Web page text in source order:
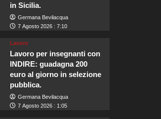
in Sicilia.
Germana Bevilacqua
7 Agosto 2026 : 7:10
Lavoro
Lavoro per insegnanti con
INDIRE: guadagna 200
euro al giorno in selezione
pubblica.
Germana Bevilacqua
7 Agosto 2026 : 1:05